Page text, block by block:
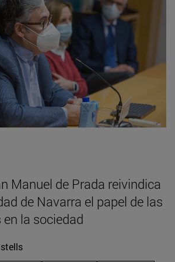
Manuel de Prada reivindica
de Navarra el papel de las
la sociedad